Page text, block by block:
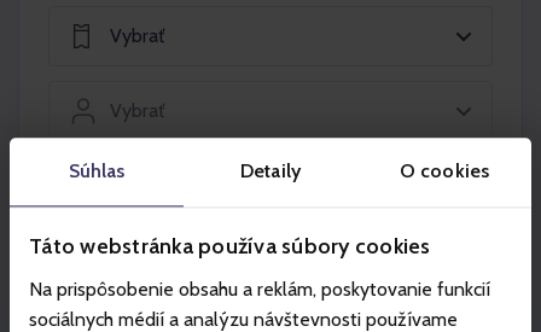
Súhlas Detaily O cookies
Táto webstránka používa súbory cookies
Na prispôsobenie obsahu a reklám, poskytovanie funkcií
sociálnych médií a analýzu návštevnosti používame
Vybrať
Vybrať